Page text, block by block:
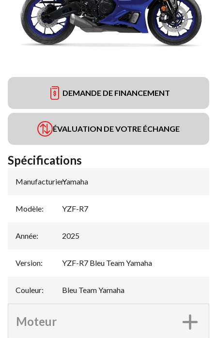
DEMANDE DE FINANCEMENT
ÉVALUATION DE VOTRE ÉCHANGE
Spécifications
Manufacturier:
Yamaha
Modèle: YZF-R7
Année: 2025
Version: YZF-R7 Bleu Team Yamaha
Couleur: Bleu Team Yamaha
Moteur